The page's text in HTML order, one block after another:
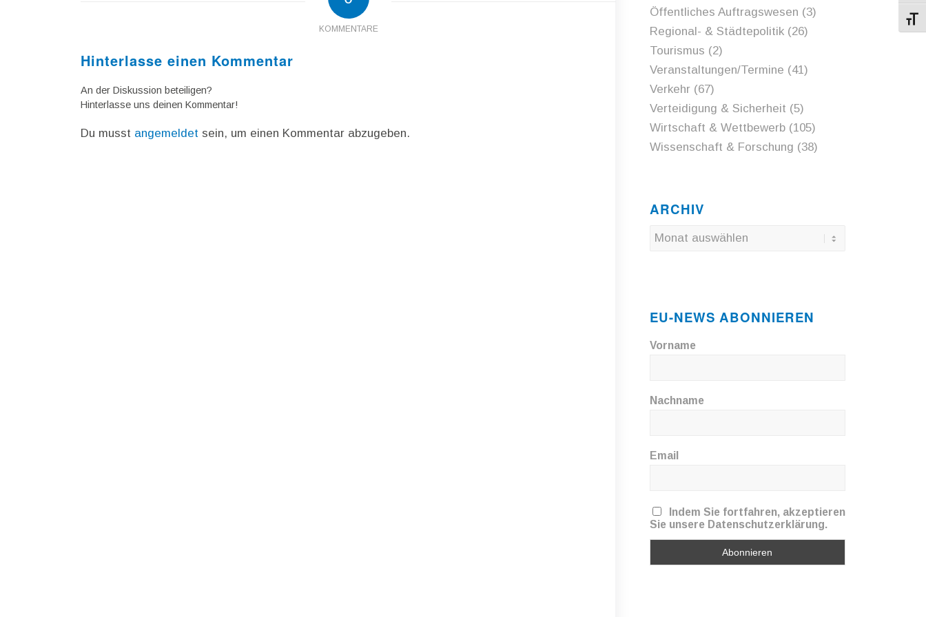
KOMMENTARE
Hinterlasse einen Kommentar
An der Diskussion beteiligen?
Hinterlasse uns deinen Kommentar!
Du musst angemeldet sein, um einen Kommentar abzugeben.
Öffentliches Auftragswesen (3)
Regional- & Städtepolitik(26)
Tourismus (2)
Veranstaltungen/Termine (41)
Verkehr(67)
Verteidigung & Sicherheit (5)
Wirtschaft & Wettbewerb(105)
Wissenschaft & Forschung (38)
ARCHIV
EU-NEWS ABONNIEREN
Vorname
Nachname
Email
Indem Sie fortfahren, akzeptieren
Sie unsere Datenschutzerklärung.